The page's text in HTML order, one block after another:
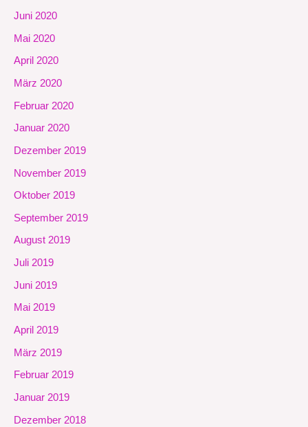
Juni 2020
Mai 2020
April 2020
März 2020
Februar 2020
Januar 2020
Dezember 2019
November 2019
Oktober 2019
September 2019
August 2019
Juli 2019
Juni 2019
Mai 2019
April 2019
März 2019
Februar 2019
Januar 2019
Dezember 2018